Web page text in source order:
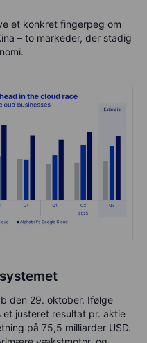
et konkret fingerpeg om
– to markeder, der stadig
den 29. oktober. Ifølge
et justeret resultat pr. aktie
på 75,5 milliarder USD.